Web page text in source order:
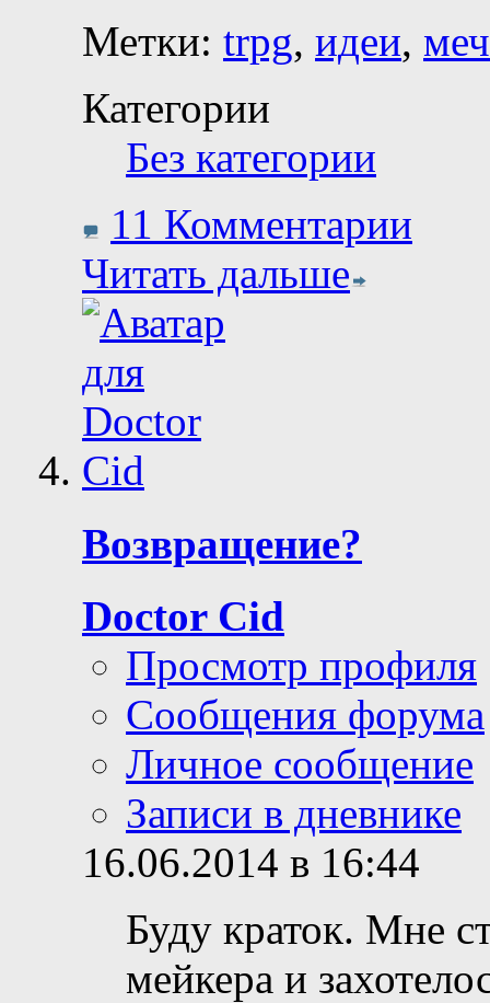
Метки: trpg, идеи,
Категории
Без категории
11 Комментарии
Читать дальше
Возвращение?
Doctor Cid
Просмотр профиля
Сообщения форума
Личное сообщение
Записи в дневнике
16.06.2014 в 16:44
Буду краток. Мне
мейкера и